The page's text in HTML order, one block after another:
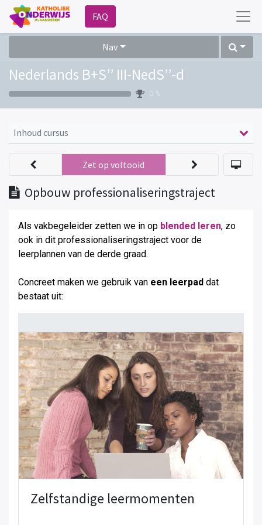
FAQ
Nav
Nederlands B+S’’ III-NedS’’-d
0 %
Inhoud cursus
Opbouw professionaliseringstraject
Zet op voltooid
Als vakbegeleider zetten we in op blended leren, zo
ook in dit professionaliseringstraject voor de
leerplannen van de derde graad.
Concreet maken we gebruik van een leerpad dat
bestaat uit:
Zelfstandige leermomenten